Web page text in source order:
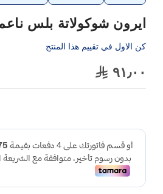
ايرون شوكولاتة بلس ناعمة
كن الاول في تقييم هذا المنتج
٩١٫٠٠